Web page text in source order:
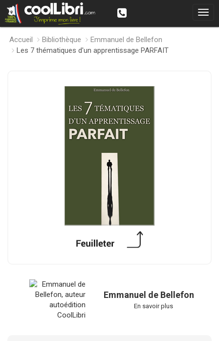
Accueil Bibliothèque
Emmanuel de Bellefon
Les 7 thématiques d'un apprentissage PARFAIT
Emmanuel de Bellefon
En savoir plus